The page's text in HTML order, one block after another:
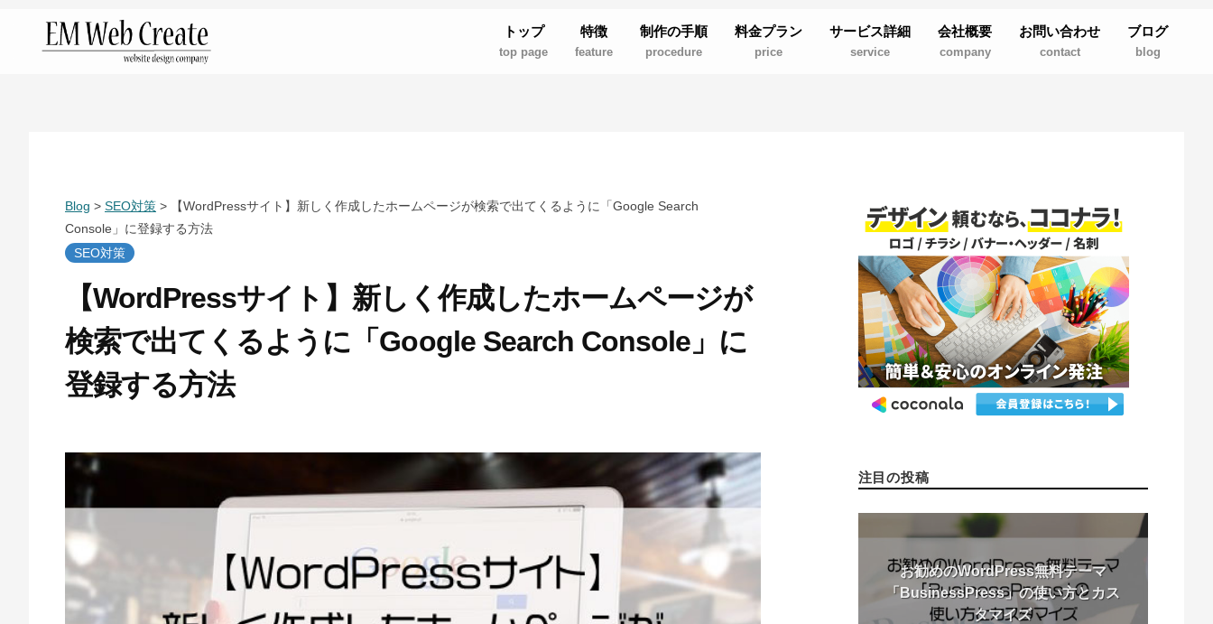
トップ
top page
特徴
feature
制作の手順
procedure
料金プラン
price
サービス詳細
service
会社概要
company
お問い合わせ
contact
ブログ
blog
Blog > SEO対策 >
【WordPressサイト】新しく作成したホームページが検索で出てくるように「Google Search
Console」に登録する方法
SEO対策
【WordPressサイト】新しく作成したホームページが
検索で出てくるように「Google Search Console」に
登録する方法
0
年
7
月
3
y
w
e
b
c
注目の投稿
お勧めのWordPress無料テーマ
「BusinessPress」の使い方とカス
タマイズ